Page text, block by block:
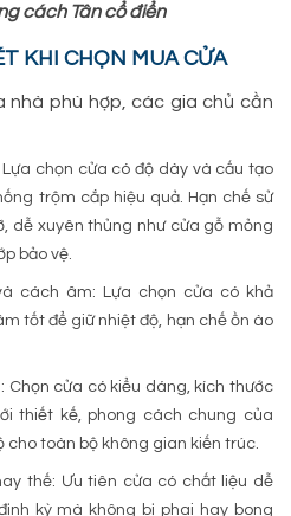
cách Tân cổ điển
KHI CHỌN MUA CỬA
nhà phù hợp, các gia chủ cần
chọn cửa có độ dày và cấu tạo
trộm cắp hiệu quả. Hạn chế sử
dễ xuyên thủng như cửa gỗ mỏng
bảo vệ.
cách âm: Lựa chọn cửa có khả
tốt để giữ nhiệt độ, hạn chế ồn ào
Chọn cửa có kiểu dáng, kích thước
thiết kế, phong cách chung của
cho toàn bộ không gian kiến trúc.
thế: Ưu tiên cửa có chất liệu dễ
kỳ mà không bị phai hay bong